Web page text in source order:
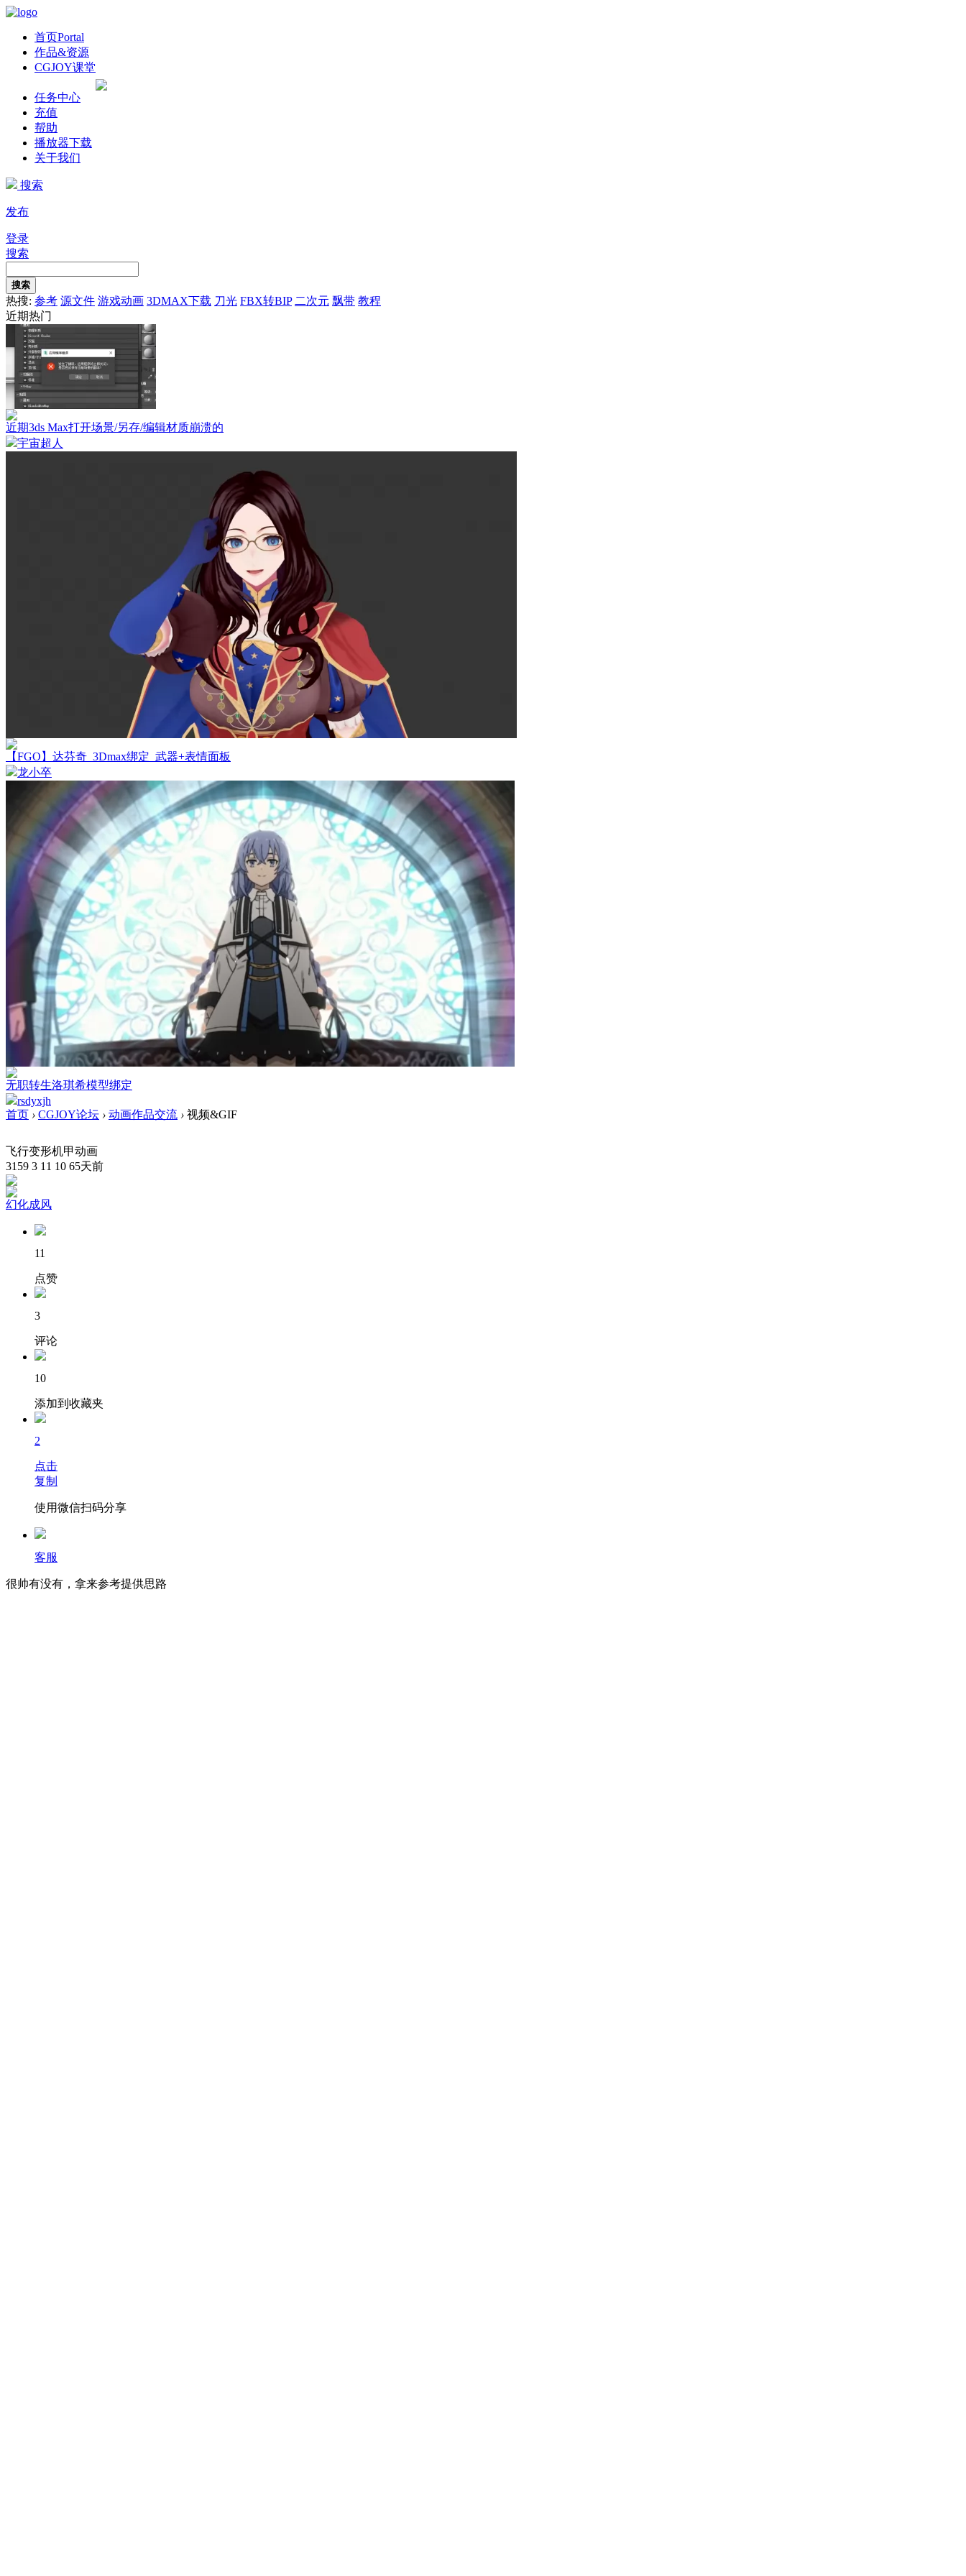
首页Portal
作品&资源
CGJOY课堂
任务中心
充值
帮助
播放器下载
关于我们
搜索
发布
登录
搜索
搜索
热搜: 参考 源文件 游戏动画 3DMAX下载 刀光 FBX转BIP 二次元 飘带 教程
近期热门
近期3ds Max打开场景/另存/编辑材质崩溃的
宇宙超人
【FGO】达芬奇_3Dmax绑定_武器+表情面板
龙小卒
无职转生洛琪希模型绑定
rsdyxjh
首页 › CGJOY论坛 › 动画作品交流 › 视频&GIF
飞行变形机甲动画
3159 3 11 10 65天前
幻化成风
11
点赞
3
评论
10
添加到收藏夹
2
点击
复制
使用微信扫码分享
客服
很帅有没有，拿来参考提供思路